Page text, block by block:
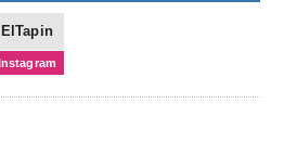
ElTapin
Instagram